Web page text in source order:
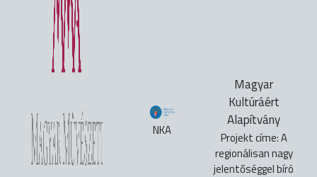
NKA
Magyar
Kultúráért
Alapítvány
Projekt címe: A
regionálisan nagy
jelentőséggel bíró